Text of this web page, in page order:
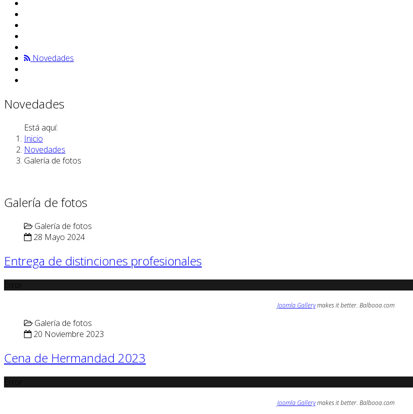
Novedades
Novedades
Está aquí:
Inicio
Novedades
Galería de fotos
Galería de fotos
Galería de fotos
28 Mayo 2024
Entrega de distinciones profesionales
Joomla Gallerymakes it better. Balbooa.com
Galería de fotos
20 Noviembre 2023
Cena de Hermandad 2023
Joomla Gallerymakes it better. Balbooa.com